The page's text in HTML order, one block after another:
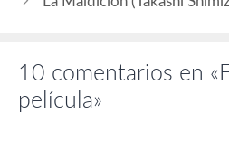
10 comentarios en
película»